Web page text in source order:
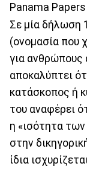
Panama
Σε μία δήλωση
(ονομασία που
για ανθρώπους
αποκαλύπτει
κατάσκοπος ή
του αναφέρει
η «ισότητα
στην
ίδια